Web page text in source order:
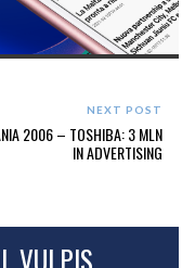
NEXT POST
2006 – TOSHIBA: 3 MLN
IN ADVERTISING